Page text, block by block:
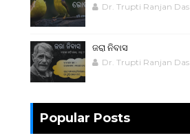
Dr. Trupti Ranjan Das
ଜରା ନିବାସ
Dr. Trupti Ranjan Das
Popular Posts